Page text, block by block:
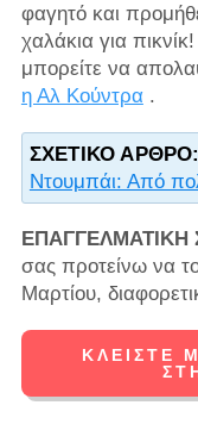
φαγητό και
χαλάκια για
μπορείτε να
η Αλ Κούντρα.
ΣΧΕΤΙΚΌ ΆΡΘΡΟ:
Ντουμπάι: Από
ΕΠΑΓΓΕΛΜΑΤΙΚΗ
σας προτείνω να
Μαρτίου,
ΚΛΕΊΣΤΕ